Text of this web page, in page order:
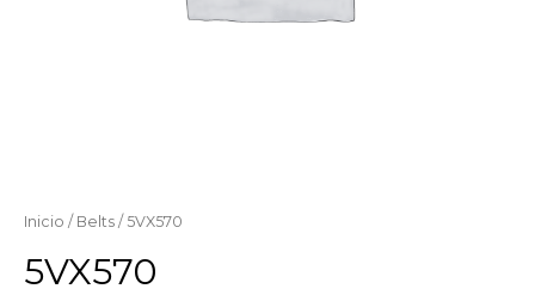
Inicio / Belts / 5VX570
5VX570